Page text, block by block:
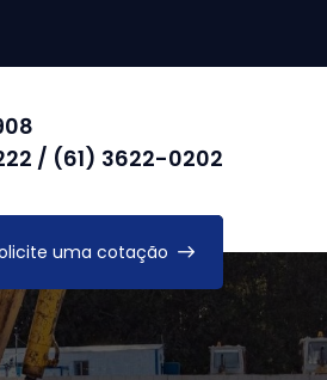
/ (61) 3622-0202
uma cotação